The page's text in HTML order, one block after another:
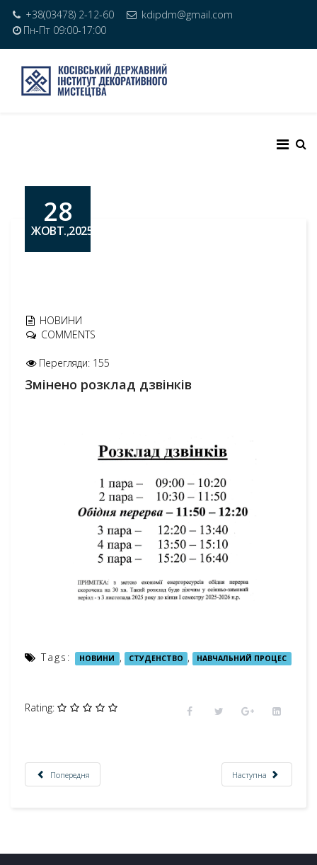
+38(03478) 2-12-60
kdipdm@gmail.com
Пн-Пт 09:00-17:00
28
ЖОВТ.,2025
НОВИНИ
COMMENTS
Перегляди: 155
Змінено розклад дзвінків
Tags: НОВИНИ , СТУДЕНСТВО , НАВЧАЛЬНИЙ ПРОЦЕС
Rating:
Попередня Наступна